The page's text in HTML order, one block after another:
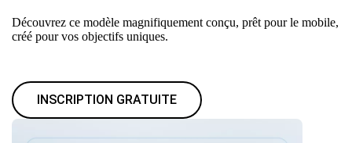
Découvrez ce modèle magnifiquement conçu, prêt pour le mobile,
créé pour vos objectifs uniques.
INSCRIPTION GRATUITE